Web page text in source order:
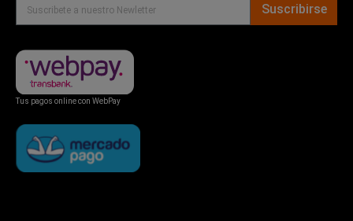
Suscribirse
Tus pagos online con WebPay